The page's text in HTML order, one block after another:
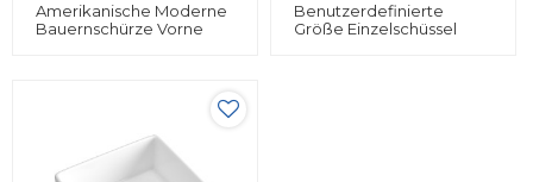
Amerikanische Moderne
Bauernschürze Vorne
Benutzerdefinierte
Größe Einzelschüssel